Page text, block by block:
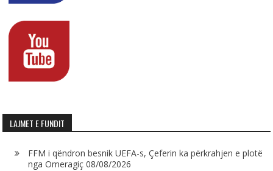
LAJMET E FUNDIT
FFM i qëndron besnik UEFA-s, Çeferin ka përkrahjen e plotë
nga Omeragiç 08/08/2026